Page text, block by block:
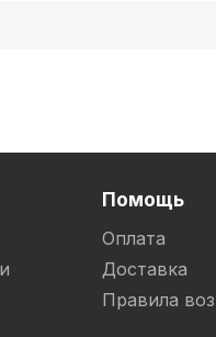
Помощь
Оплата
Доставка
Правила